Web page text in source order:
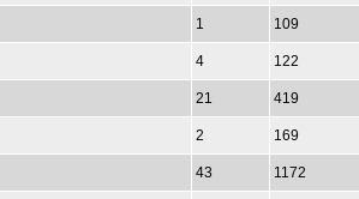
1 109
4 122
21 419
2 169
43 1172